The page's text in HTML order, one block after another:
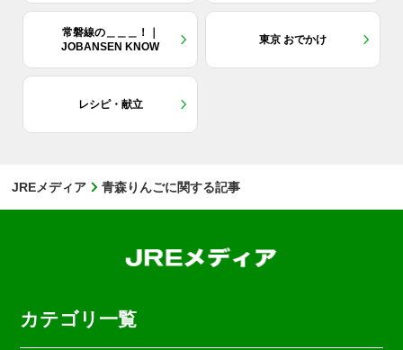
常磐線の＿＿＿！｜
JOBANSEN KNOW
東京 おでかけ
レシピ・献立
JREメディア 青森りんごに関する記事
カテゴリ一覧